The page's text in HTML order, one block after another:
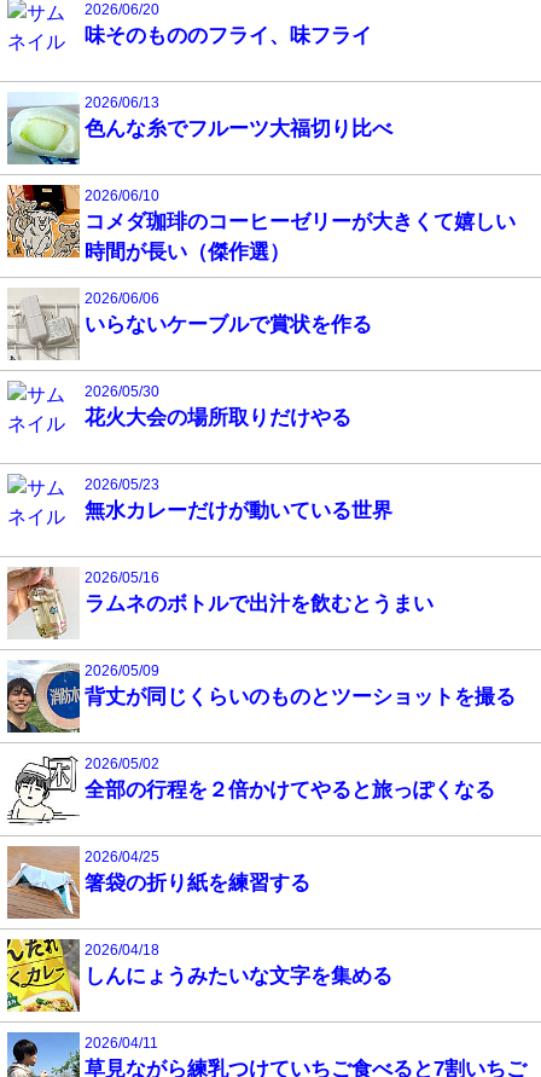
2026/06/20
味そのもののフライ、味フライ
2026/06/13
色んな糸でフルーツ大福切り比べ
2026/06/10
コメダ珈琲のコーヒーゼリーが大きくて嬉しい
時間が長い（傑作選）
2026/06/06
いらないケーブルで賞状を作る
2026/05/30
花火大会の場所取りだけやる
2026/05/23
無水カレーだけが動いている世界
2026/05/16
ラムネのボトルで出汁を飲むとうまい
2026/05/09
背丈が同じくらいのものとツーショットを撮る
2026/05/02
全部の行程を２倍かけてやると旅っぽくなる
2026/04/25
箸袋の折り紙を練習する
2026/04/18
しんにょうみたいな文字を集める
2026/04/11
草見ながら練乳つけていちご食べると7割いちご